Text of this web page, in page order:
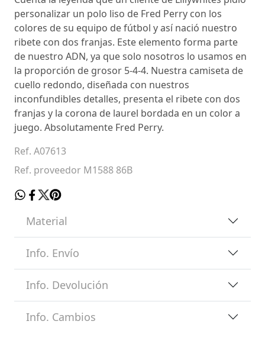
personalizar un polo liso de Fred Perry con los
colores de su equipo de fútbol y así nació nuestro
ribete con dos franjas. Este elemento forma parte
de nuestro ADN, ya que solo nosotros lo usamos en
la proporción de grosor 5-4-4. Nuestra camiseta de
cuello redondo, diseñada con nuestros
inconfundibles detalles, presenta el ribete con dos
franjas y la corona de laurel bordada en un color a
juego. Absolutamente Fred Perry.
Ref. A07613
Ref. proveedor M1588 86B
Material
Info. Envío
Info. Devolución
Info. Cambios